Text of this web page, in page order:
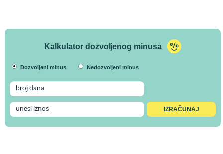
Kalkulator dozvoljenog minusa
Dozvoljeni minus Nedozvoljeni minus